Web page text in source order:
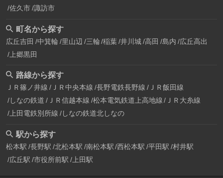
佐久市 諏訪市
町名から探す
広丘吉田 中箕輪 里山辺 三輪 稲葉 井川城 高田 島内 広丘高出
上郷黒田
路線から探す
ＪＲ篠ノ井線 ＪＲ中央本線 長野電鉄長野線 ＪＲ飯田線
しなの鉄道 ＪＲ信越本線 松本電気鉄道上高地線
ＪＲ大糸線
上田電鉄別所線 しなの鉄道北しなの
駅から探す
松本駅 長野駅 北松本駅 南松本駅 西松本駅 平田駅 村井駅
広丘駅 市役所前駅 上田駅